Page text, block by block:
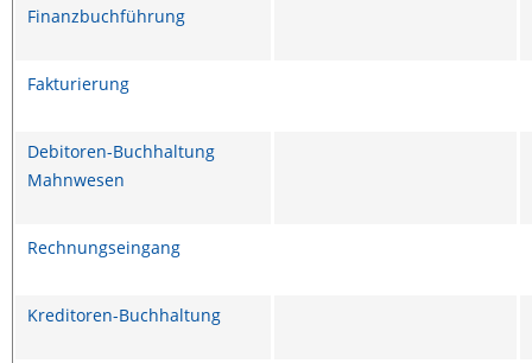
Finanzbuchführung
Fakturierung
Debitoren-Buchhaltung
Mahnwesen
Rechnungseingang
Kreditoren-Buchhaltung